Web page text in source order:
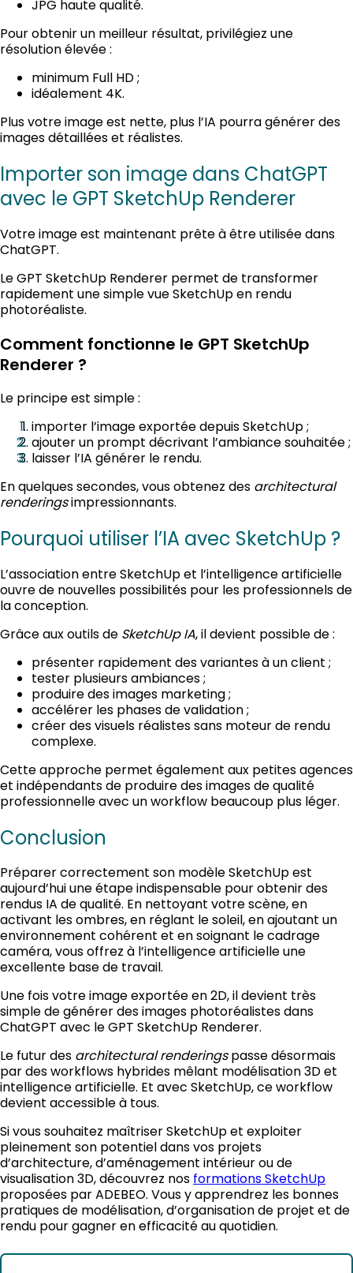
JPG haute qualité.
Pour obtenir un meilleur résultat, privilégiez une
résolution élevée :
minimum Full HD ;
idéalement 4K.
Plus votre image est nette, plus l’IA pourra générer des
images détaillées et réalistes.
Importer son image dans ChatGPT
avec le GPT SketchUp Renderer
Votre image est maintenant prête à être utilisée dans
ChatGPT.
Le GPT SketchUp Renderer permet de transformer
rapidement une simple vue SketchUp en rendu
photoréaliste.
Comment fonctionne le GPT SketchUp
Renderer ?
Le principe est simple :
importer l’image exportée depuis SketchUp ;
ajouter un prompt décrivant l’ambiance souhaitée ;
laisser l’IA générer le rendu.
En quelques secondes, vous obtenez des architectural
renderingsimpressionnants.
Pourquoi utiliser l’IA avec SketchUp ?
L’association entre SketchUp et l’intelligence artificielle
ouvre de nouvelles possibilités pour les professionnels de
la conception.
Grâce aux outils de SketchUp IA, il devient possible de :
présenter rapidement des variantes à un client ;
tester plusieurs ambiances ;
produire des images marketing ;
accélérer les phases de validation ;
créer des visuels réalistes sans moteur de rendu
complexe.
Cette approche permet également aux petites agences
et indépendants de produire des images de qualité
professionnelle avec un workflow beaucoup plus léger.
Conclusion
Préparer correctement son modèle SketchUp est
aujourd’hui une étape indispensable pour obtenir des
rendus IA de qualité. En nettoyant votre scène, en
activant les ombres, en réglant le soleil, en ajoutant un
environnement cohérent et en soignant le cadrage
caméra, vous offrez à l’intelligence artificielle une
excellente base de travail.
Une fois votre image exportée en 2D, il devient très
simple de générer des images photoréalistes dans
ChatGPT avec le GPT SketchUp Renderer.
Le futur des architectural renderingspasse désormais
par des workflows hybrides mêlant modélisation 3D et
intelligence artificielle. Et avec SketchUp, ce workflow
devient accessible à tous.
Si vous souhaitez maîtriser SketchUp et exploiter
pleinement son potentiel dans vos projets
d’architecture, d’aménagement intérieur ou de
visualisation 3D, découvrez nos formations SketchUp
proposées par ADEBEO. Vous y apprendrez les bonnes
pratiques de modélisation, d’organisation de projet et de
rendu pour gagner en efficacité au quotidien.